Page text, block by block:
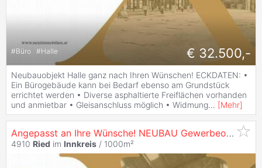
#Büro #Halle € 32.500,-
Neubauobjekt Halle ganz nach Ihren Wünschen! ECKDATEN: •
Ein Bürogebäude kann bei Bedarf ebenso am Grundstück
errichtet werden • Diverse asphaltierte Freiflächen vorhanden
und anmietbar • Gleisanschluss möglich • Widmung... [Mehr]
Angepasst an Ihre Wünsche! NEUBAU Gewerbeobjekt in
4910 Ried im Innkreis / 1000m²